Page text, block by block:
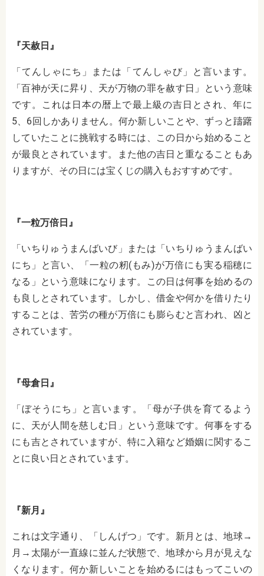
『天赦日』
「てんしゃにち」または「てんしゃび」と言います。
「百神が天に昇り、天が万物の罪を赦す日」という意味
です。これは日本の暦上で最上級の吉日とされ、年に
5、6回しかありません。何か新しいことや、ずっと躊躇
していたことに挑戦する時には、この日から始めること
が最良とされています。また他の吉日と重なることもあ
りますが、その日には宝くじの購入もおすすめです。
『一粒万倍日』
「いちりゅうまんばいび」または「いちりゅうまんばい
にち」と言い、「一粒の籾(もみ)が万倍にも実る稲穂に
なる」という意味になります。この日は何事を始めるの
も良しとされています。しかし、借金や何かを借りたり
することは、苦労の種が万倍にも膨らむと言われ、凶と
されています。
『母倉日』
「ぼそうにち」と言います。「母が子供を育てるよう
に、天が人間を慈しむ日」という意味です。何事をする
にも吉とされていますが、特に入籍など婚姻に関するこ
とに良い日とされています。
『新月』
これは文字通り、「しんげつ」です。新月とは、地球→
月→太陽が一直線に並んだ状態で、地球から月が見えな
くなります。何か新しいことを始めるにはもってこいの